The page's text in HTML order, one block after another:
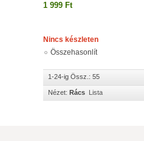
1 999 Ft
Nincs készleten
Összehasonlít
1-24-ig Össz.: 55
Nézet: Rács Lista